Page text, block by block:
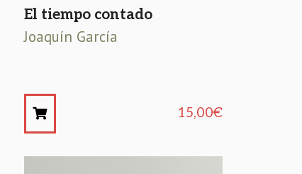
El tiempo contado
Joaquín García
15,00€